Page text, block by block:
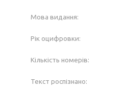
Мова видання:
Рік оцифровки:
Кількість номерів:
Текст роспізнано: